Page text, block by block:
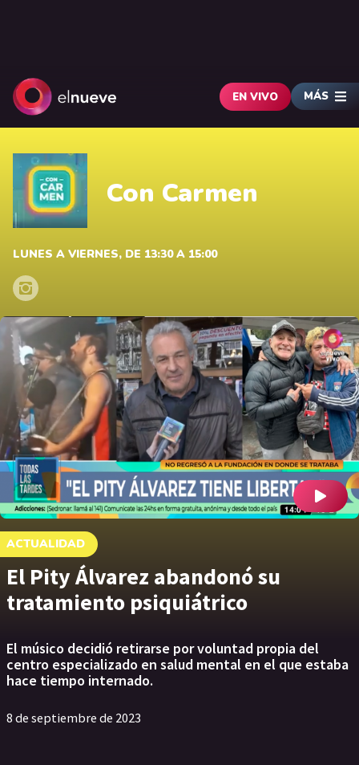
EN VIVO MÁS
Con Carmen
LUNES A VIERNES, DE 13:30 A 15:00
ACTUALIDAD
El Pity Álvarez abandonó su
tratamiento psiquiátrico
El músico decidió retirarse por voluntad propia del
centro especializado en salud mental en el que estaba
hace tiempo internado.
8 de septiembre de 2023